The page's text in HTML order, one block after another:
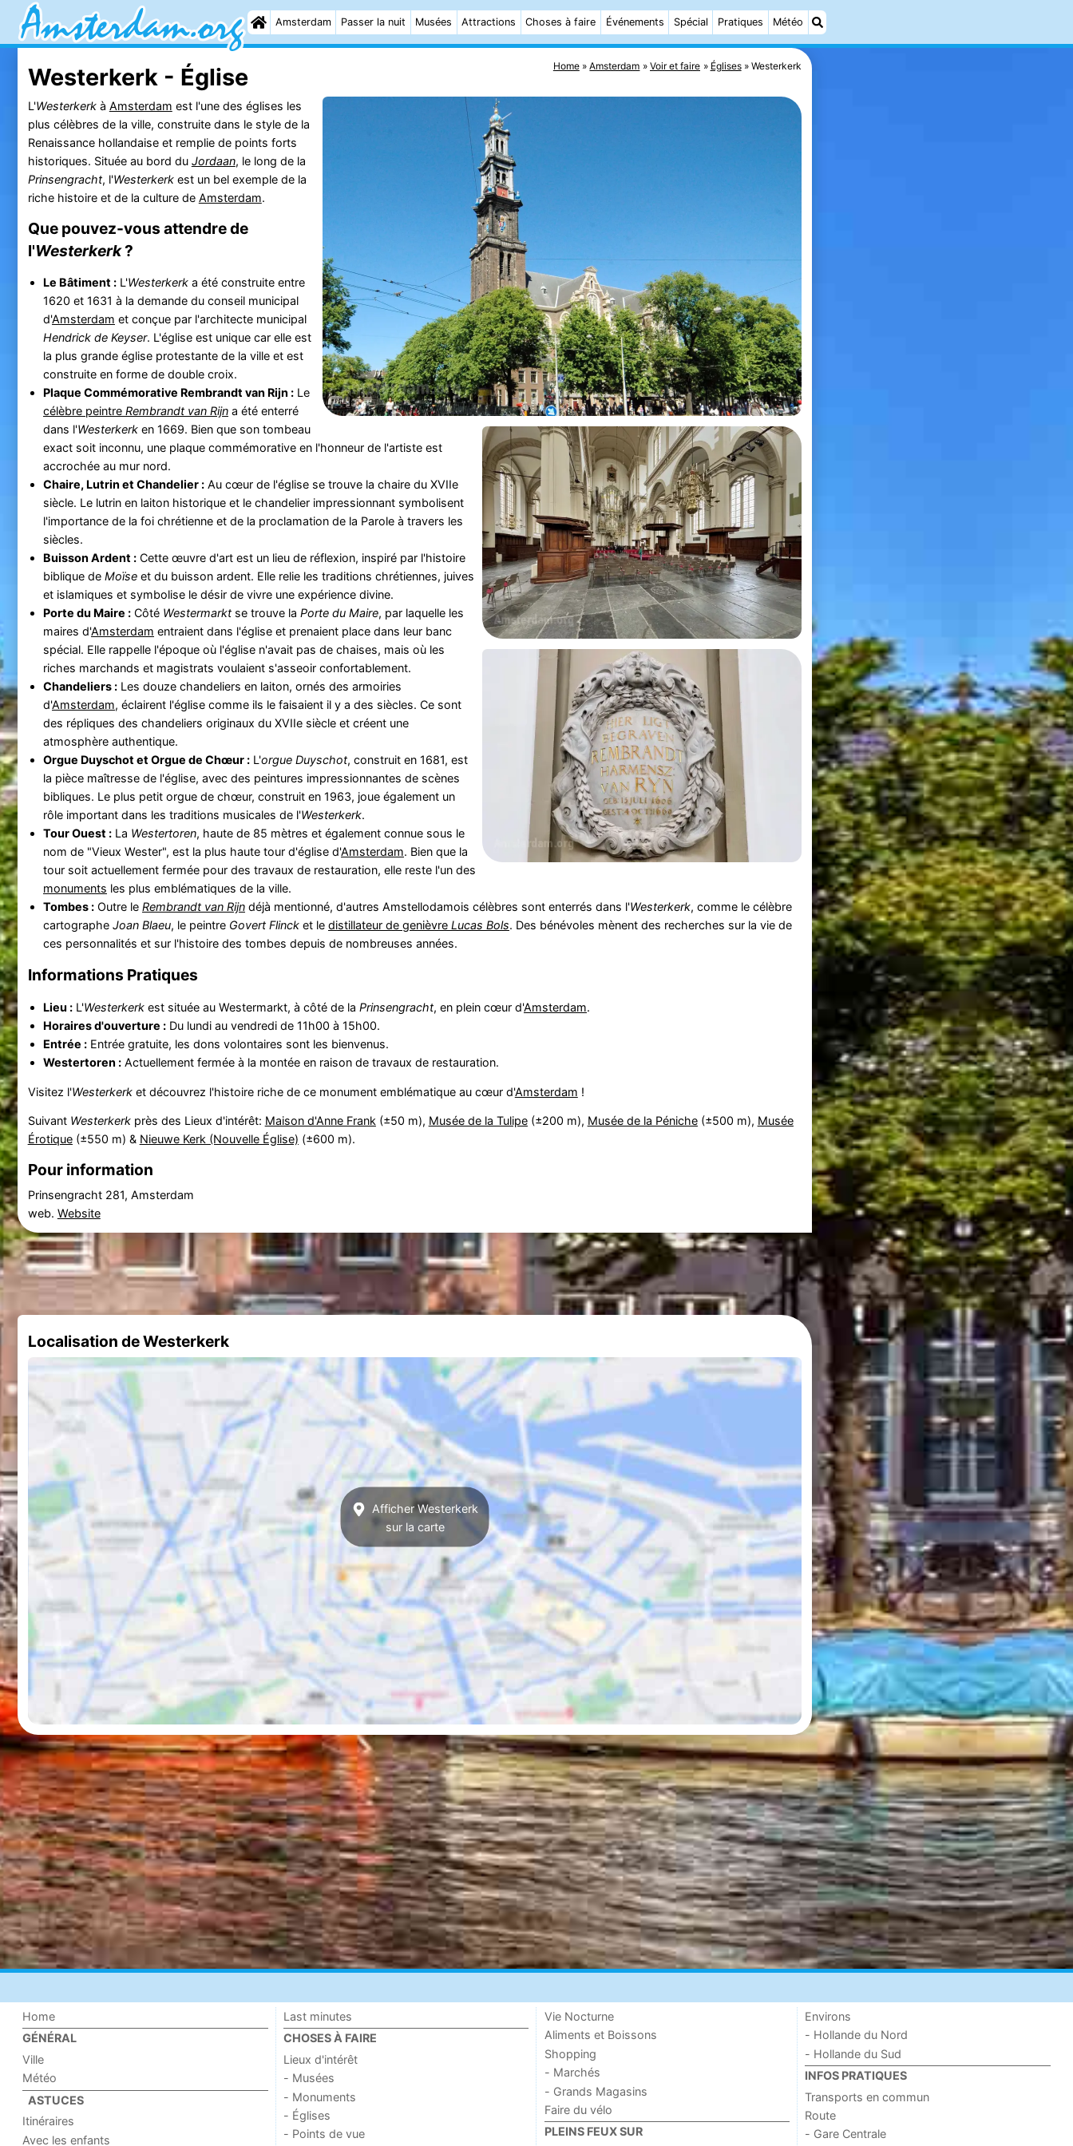
Amsterdam Passer la nuit Musées Attractions Choses à faire Événements Spécial Pratiques Météo
Home Amsterdam Voir et faire Églises Westerkerk
Westerkerk - Église
L'Westerkerkà Amsterdam est l'une des églises les
plus célèbres de la ville, construite dans le style de la
Renaissance hollandaise et remplie de points forts
historiques. Située au bord du Jordaan, le long de la
Prinsengracht, l'Westerkerkest un bel exemple de la
riche histoire et de la culture de Amsterdam.
Que pouvez-vous attendre de
l'Westerkerk?
Le Bâtiment :L'Westerkerka été construite entre
1620 et 1631 à la demande du conseil municipal
d'Amsterdam et conçue par l'architecte municipal
Hendrick de Keyser. L'église est unique car elle est
la plus grande église protestante de la ville et est
construite en forme de double croix.
Plaque Commémorative Rembrandt van Rijn :Le
célèbre peintre Rembrandt van Rijna été enterré
dans l'Westerkerken 1669. Bien que son tombeau
exact soit inconnu, une plaque commémorative en l'honneur de l'artiste est
accrochée au mur nord.
Chaire, Lutrin et Chandelier :Au cœur de l'église se trouve la chaire du XVIIe
siècle. Le lutrin en laiton historique et le chandelier impressionnant symbolisent
l'importance de la foi chrétienne et de la proclamation de la Parole à travers les
siècles.
Buisson Ardent :Cette œuvre d'art est un lieu de réflexion, inspiré par l'histoire
biblique de Moïseet du buisson ardent. Elle relie les traditions chrétiennes, juives
et islamiques et symbolise le désir de vivre une expérience divine.
Porte du Maire :Côté Westermarktse trouve la Porte du Maire, par laquelle les
maires d'Amsterdam entraient dans l'église et prenaient place dans leur banc
spécial. Elle rappelle l'époque où l'église n'avait pas de chaises, mais où les
riches marchands et magistrats voulaient s'asseoir confortablement.
Chandeliers :Les douze chandeliers en laiton, ornés des armoiries
d'Amsterdam, éclairent l'église comme ils le faisaient il y a des siècles. Ce sont
des répliques des chandeliers originaux du XVIIe siècle et créent une
atmosphère authentique.
Orgue Duyschot et Orgue de Chœur :L'orgue Duyschot, construit en 1681, est
la pièce maîtresse de l'église, avec des peintures impressionnantes de scènes
bibliques. Le plus petit orgue de chœur, construit en 1963, joue également un
rôle important dans les traditions musicales de l'Westerkerk.
Tour Ouest :La Westertoren, haute de 85 mètres et également connue sous le
nom de "Vieux Wester", est la plus haute tour d'église d'Amsterdam. Bien que la
tour soit actuellement fermée pour des travaux de restauration, elle reste l'un des
monuments les plus emblématiques de la ville.
Tombes :Outre le Rembrandt van Rijndéjà mentionné, d'autres Amstellodamois célèbres sont enterrés dans l'Westerkerk, comme le célèbre
cartographe Joan Blaeu, le peintre Govert Flincket le distillateur de genièvre Lucas Bols. Des bénévoles mènent des recherches sur la vie de
ces personnalités et sur l'histoire des tombes depuis de nombreuses années.
Informations Pratiques
Lieu :L'Westerkerkest située au Westermarkt, à côté de la Prinsengracht, en plein cœur d'Amsterdam.
Horaires d'ouverture :Du lundi au vendredi de 11h00 à 15h00.
Entrée :Entrée gratuite, les dons volontaires sont les bienvenus.
Westertoren :Actuellement fermée à la montée en raison de travaux de restauration.
Visitez l'Westerkerket découvrez l'histoire riche de ce monument emblématique au cœur d'Amsterdam !
Suivant Westerkerkprès des Lieux d'intérêt: Maison d'Anne Frank (±50 m), Musée de la Tulipe(±200 m), Musée de la Péniche(±500 m), Musée
Érotique(±550 m) & Nieuwe Kerk (Nouvelle Église) (±600 m).
Pour information
Prinsengracht 281, Amsterdam
web. Website
Localisation de Westerkerk
Afficher Westerkerk
sur la carte
Home
GÉNÉRAL
Ville
Météo
ASTUCES
Itinéraires
Avec les enfants
Last minutes
CHOSES À FAIRE
Lieux d'intérêt
- Musées
- Monuments
- Églises
- Points de vue
Vie Nocturne
Aliments et Boissons
Shopping
- Marchés
- Grands Magasins
Faire du vélo
PLEINS FEUX SUR
Environs
- Hollande du Nord
- Hollande du Sud
INFOS PRATIQUES
Transports en commun
Route
- Gare Centrale